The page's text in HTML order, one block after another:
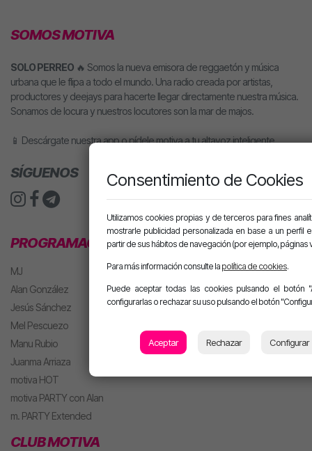
SOMOS MOTIVA
SOLO PERREO 🔥 Somos la nueva emisora de reggaetón y música
urbana que le flipa a todo el mundo. Una radio creada por artistas,
productores y deejays para hacerte llegar directamente nuestra música.
Sonamos de locura y nuestros locutores son la mar de majos.
📱 Descárgate nuestra app o pídele motiva a tu altavoz inteligente.
SÍGUENOS
PROGRAMACIÓN
MJ
Alan González
Jesús Sánchez
Mel Pescuezo
Manu Rubio
Juanma Arriaza
motiva HOT
motiva PARTY con Alan
m. PARTY Extended
CLUB MOTIVA
Consentimiento de Cookies
Utilizamos cookies propias y de terceros para fines
mostrarle publicidad personalizada en base a un perfil
partir de sus hábitos de navegación (por ejemplo, páginas
Para más información consulte la política de cookies.
Puede aceptar todas las cookies pulsando el botón
configurarlas o rechazar su uso pulsando el botón
Aceptar Rechazar Configurar